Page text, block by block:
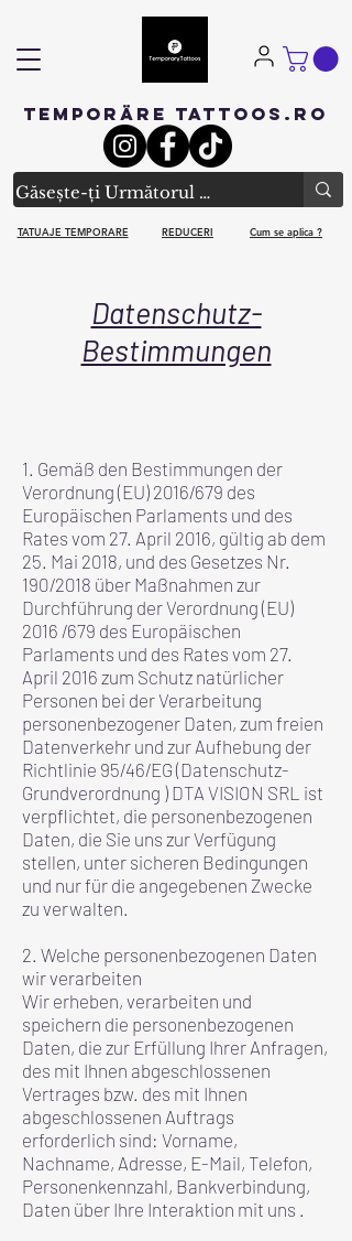
TEMPORÄRE TATTOOS.RO
TATUAJE TEMPORARE REDUCERI Cum se aplica ?
Datenschutz-
Bestimmungen
1. Gemäß den Bestimmungen der
Verordnung (EU) 2016/679 des
Europäischen Parlaments und des
Rates vom 27. April 2016, gültig ab dem
25. Mai 2018, und des Gesetzes Nr.
190/2018 über Maßnahmen zur
Durchführung der Verordnung (EU)
2016 /679 des Europäischen
Parlaments und des Rates vom 27.
April 2016 zum Schutz natürlicher
Personen bei der Verarbeitung
personenbezogener Daten, zum freien
Datenverkehr und zur Aufhebung der
Richtlinie 95/46/EG (Datenschutz-
Grundverordnung ) DTA VISION SRL ist
verpflichtet, die personenbezogenen
Daten, die Sie uns zur Verfügung
stellen, unter sicheren Bedingungen
und nur für die angegebenen Zwecke
zu verwalten.
2. Welche personenbezogenen Daten
wir verarbeiten
Wir erheben, verarbeiten und
speichern die personenbezogenen
Daten, die zur Erfüllung Ihrer Anfragen,
des mit Ihnen abgeschlossenen
Vertrages bzw. des mit Ihnen
abgeschlossenen Auftrags
erforderlich sind: Vorname,
Nachname, Adresse, E-Mail, Telefon,
Personenkennzahl, Bankverbindung,
Daten über Ihre Interaktion mit uns .